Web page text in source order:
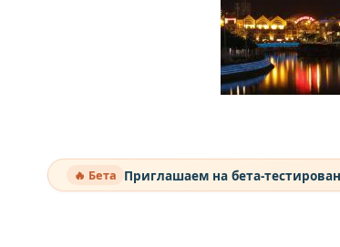
🔥 Бета Приглашаем на бета-